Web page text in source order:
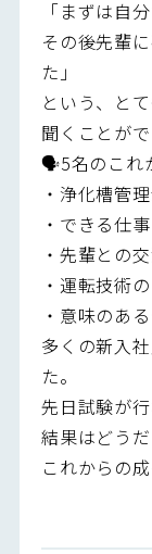
「まずは自
その後先輩
た」
という、と
聞くことが
🗣5名のこれ
・浄化槽管
・できる仕
・先輩との
・運転技術
・意味のあ
多くの新入
た。
先日試験が行
結果はどう
これからの